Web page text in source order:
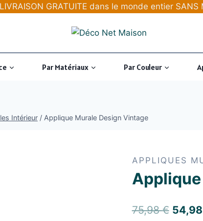
GRATUITE dans le monde entier
Par Matériaux Par Couleur
Intérieur / Applique Murale Design Vintage
APPLIQUES
75,98€ Le
54,98